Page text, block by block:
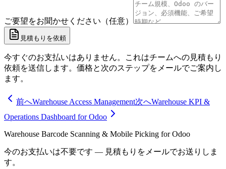
ご要望をお聞かせください（任意）
見積もりを依頼
今すぐのお支払いはありません。これはチームへの見積もり
依頼を送信します。価格と次のステップをメールでご案内し
ます。
前へWarehouse Access Management次へWarehouse KPI &
Operations Dashboard for Odoo
Warehouse Barcode Scanning & Mobile Picking for Odoo
今のお支払いは不要です — 見積もりをメールでお送りしま
す。